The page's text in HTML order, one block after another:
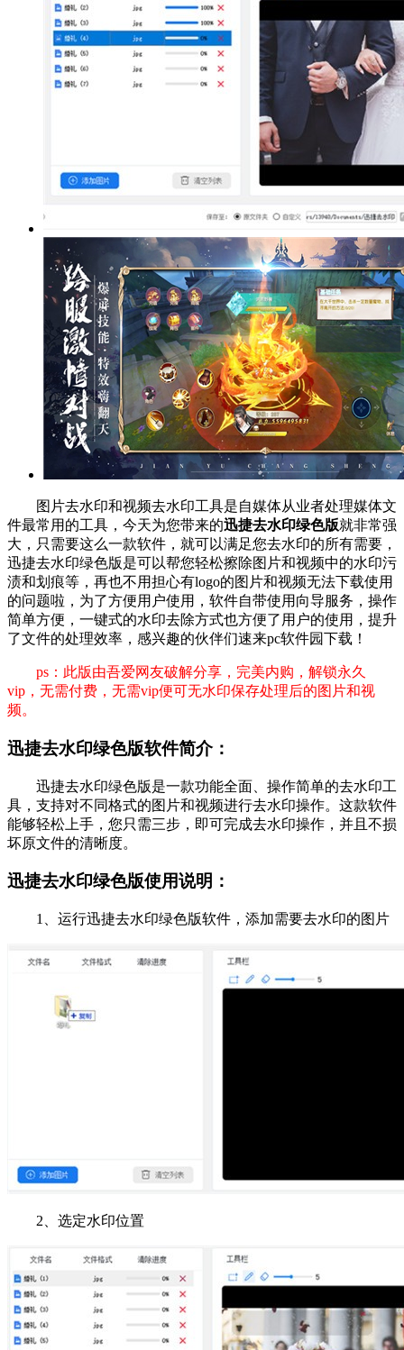
图片去水印和视频去水印工具是自媒体从业者处理媒体文
件最常用的工具，今天为您带来的迅捷去水印绿色版就非常强
大，只需要这么一款软件，就可以满足您去水印的所有需要，
迅捷去水印绿色版是可以帮您轻松擦除图片和视频中的水印污
渍和划痕等，再也不用担心有logo的图片和视频无法下载使用
的问题啦，为了方便用户使用，软件自带使用向导服务，操作
简单方便，一键式的水印去除方式也方便了用户的使用，提升
了文件的处理效率，感兴趣的伙伴们速来pc软件园下载！
ps：此版由吾爱网友破解分享，完美内购，解锁永久
vip，无需付费，无需vip便可无水印保存处理后的图片和视
频。
迅捷去水印绿色版软件简介：
迅捷去水印绿色版是一款功能全面、操作简单的去水印工
具，支持对不同格式的图片和视频进行去水印操作。这款软件
能够轻松上手，您只需三步，即可完成去水印操作，并且不损
坏原文件的清晰度。
迅捷去水印绿色版使用说明：
1、运行迅捷去水印绿色版软件，添加需要去水印的图片
2、选定水印位置